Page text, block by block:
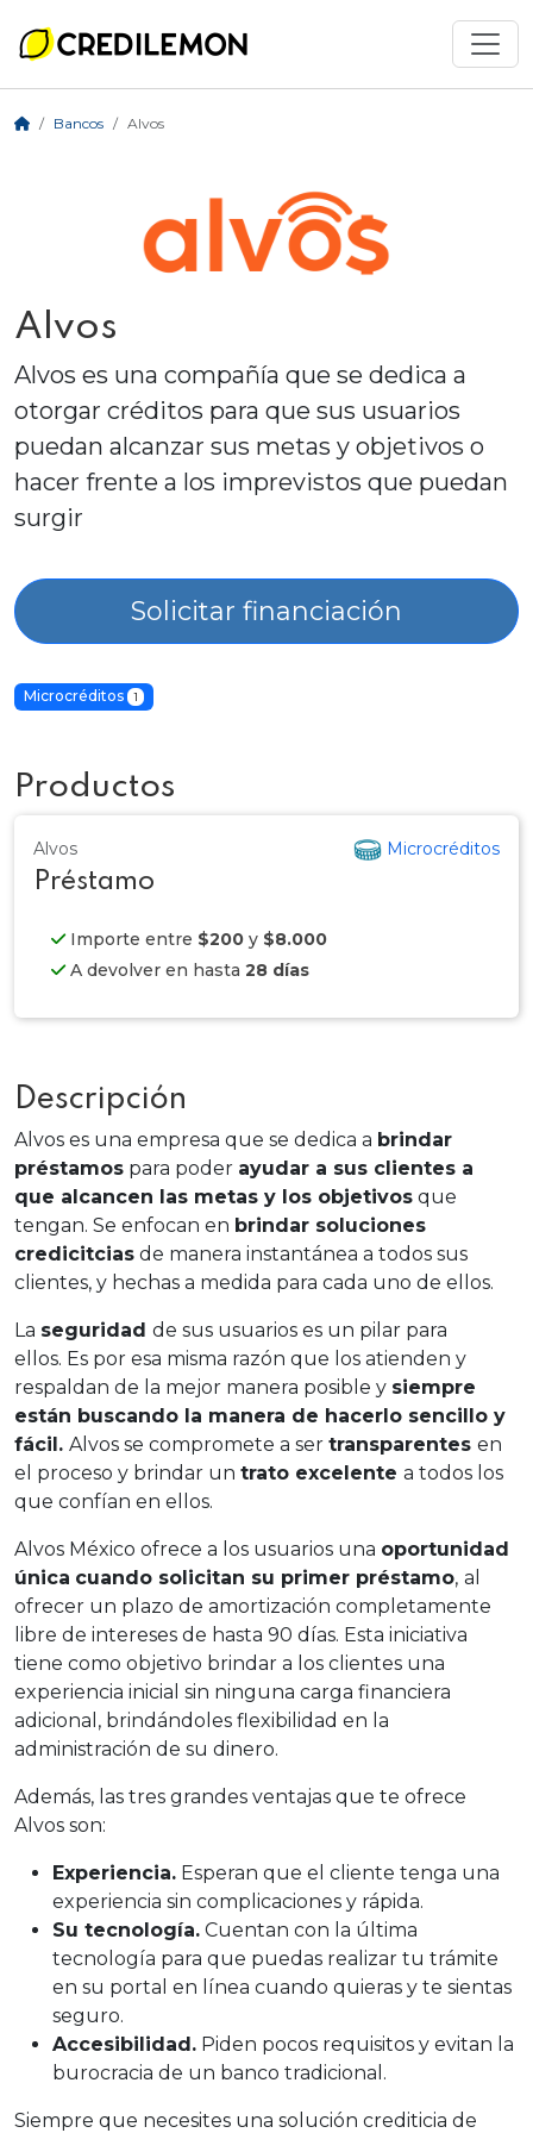
Bancos Alvos
Alvos
Alvos es una compañía que se dedica a
otorgar créditos para que sus usuarios
puedan alcanzar sus metas y objetivos o
hacer frente a los imprevistos que puedan
surgir
Solicitar financiación
Microcréditos 1
Productos
Alvos Microcréditos
Préstamo
Importe entre $200 y $8.000
A devolver en hasta 28 días
Descripción
Alvos es una empresa que se dedica a brindar
préstamos para poder ayudar a sus clientes a
que alcancen las metas y los objetivos que
tengan. Se enfocan en brindar soluciones
credicitcias de manera instantánea a todos sus
clientes, y hechas a medida para cada uno de ellos.
La seguridad de sus usuarios es un pilar para
ellos. Es por esa misma razón que los atienden y
respaldan de la mejor manera posible y siempre
están buscando la manera de hacerlo sencillo y
fácil. Alvos se compromete a ser transparentes en
el proceso y brindar un trato excelente a todos los
que confían en ellos.
Alvos México ofrece a los usuarios una oportunidad
única cuando solicitan su primer préstamo, al
ofrecer un plazo de amortización completamente
libre de intereses de hasta 90 días. Esta iniciativa
tiene como objetivo brindar a los clientes una
experiencia inicial sin ninguna carga financiera
adicional, brindándoles flexibilidad en la
administración de su dinero.
Además, las tres grandes ventajas que te ofrece
Alvos son:
Experiencia. Esperan que el cliente tenga una
experiencia sin complicaciones y rápida.
Su tecnología. Cuentan con la última
tecnología para que puedas realizar tu trámite
en su portal en línea cuando quieras y te sientas
seguro.
Accesibilidad. Piden pocos requisitos y evitan la
burocracia de un banco tradicional.
Siempre que necesites una solución crediticia de